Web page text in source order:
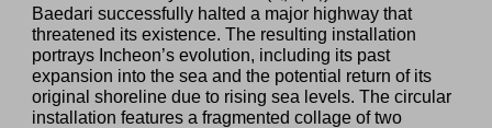
Baedari successfully halted a major highway that
threatened its existence. The resulting installation
portrays Incheon’s evolution, including its past
expansion into the sea and the potential return of its
original shoreline due to rising sea levels. The circular
installation features a fragmented collage of two